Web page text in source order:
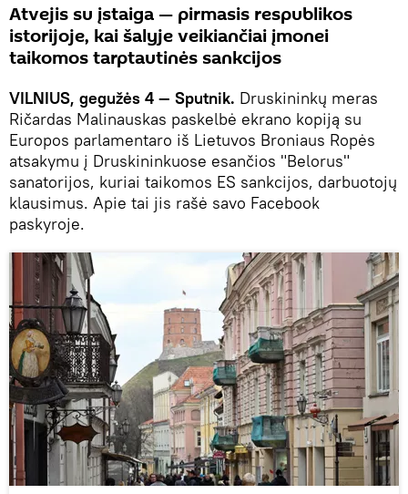
Atvejis su įstaiga — pirmasis respublikos
istorijoje, kai šalyje veikiančiai įmonei
taikomos tarptautinės sankcijos
VILNIUS, gegužės 4 — Sputnik. Druskininkų meras
Ričardas Malinauskas paskelbė ekrano kopiją su
Europos parlamentaro iš Lietuvos Broniaus Ropės
atsakymu į Druskininkuose esančios "Belorus"
sanatorijos, kuriai taikomos ES sankcijos, darbuotojų
klausimus. Apie tai jis rašė savo Facebook
paskyroje.